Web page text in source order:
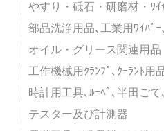
やすり・砥石・研磨材・ﾜｲ
部品洗浄用品､工業用ﾜｲﾊﾟ
オイル・グリース関連用品
工作機械用ｸﾗﾝﾌﾟ､ｸｰﾗﾝﾄ用
時計用工具､ﾙｰﾍﾟ､半田ごて
テスター及び計測器